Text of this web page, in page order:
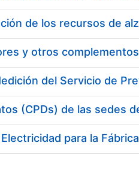
y otros complementos